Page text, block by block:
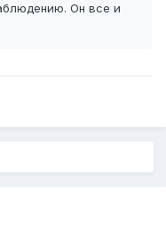
Он все и